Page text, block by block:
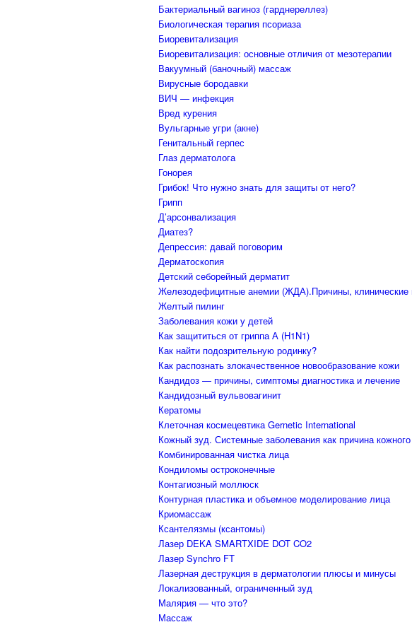
Бактериальный вагиноз (гарднереллез)
Биологическая терапия псориаза
Биоревитализация
Биоревитализация: основные отличия от мезотерапии
Вакуумный (баночный) массаж
Вирусные бородавки
ВИЧ — инфекция
Вред курения
Вульгарные угри (акне)
Генитальный герпес
Глаз дерматолога
Гонорея
Грибок! Что нужно знать для защиты от него?
Грипп
Д’арсонвализация
Диатез?
Депрессия: давай поговорим
Дерматоскопия
Детский себорейный дерматит
Железодефицитные анемии (ЖДА).Причины,
Желтый пилинг
Заболевания кожи у детей
Как защититься от гриппа А (H1N1)
Как найти подозрительную родинку?
Как распознать злокачественное новообразование кожи
Кандидоз — причины, симптомы диагностика и лечение
Кандидозный вульвовагинит
Кератомы
Клеточная космецевтика Gernetic International
Кожный зуд. Системные заболевания как причина
Комбинированная чистка лица
Кондиломы остроконечные
Контагиозный моллюск
Контурная пластика и объемное моделирование лица
Криомассаж
Ксантелязмы (ксантомы)
Лазер DEKA SMARTXIDE DOT CO2
Лазер Synchro FT
Лазерная деструкция в дерматологии плюсы и минусы
Локализованный, ограниченный зуд
Малярия — что это?
Массаж